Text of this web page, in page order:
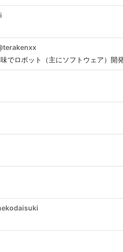
terakenxx
でロボット（主にソフトウェア）開